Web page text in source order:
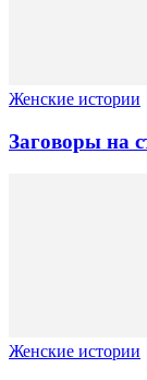
Женские истории
Заговоры на
Женские истории